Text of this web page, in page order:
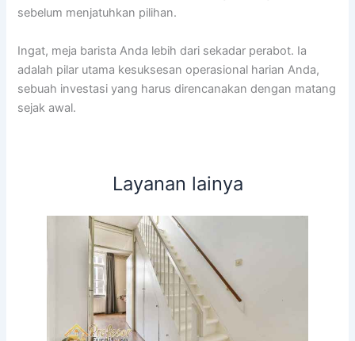
sebelum menjatuhkan pilihan.
Ingat, meja barista Anda lebih dari sekadar perabot. Ia
adalah pilar utama kesuksesan operasional harian Anda,
sebuah investasi yang harus direncanakan dengan matang
sejak awal.
Layanan lainya